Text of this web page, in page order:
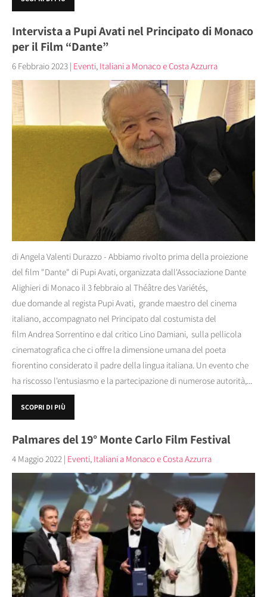
Intervista a Pupi Avati nel Principato di Monaco
per il Film “Dante”
6 Febbraio 2023 | Eventi, Italiani a Monaco e Costa Azzurra
di Angela Valenti Durazzo - Abbiamo rivolto prima della proiezione
del film "Dante" di Pupi Avati, organizzata dall'Associazione Dante
Alighieri di Monaco il 3 febbraio al Théâtre des Variétés,
due domande al regista Pupi Avati, grande maestro del cinema
italiano, accompagnato nel Principato dal costumista del
film Andrea Sorrentino e dal critico Lino Damiani, sulla pellicola
cinematografica che ci offre la dimensione umana del poeta
fiorentino considerato il padre della lingua italiana. Un evento che
ha riscosso l'entusiasmo e la partecipazione di numerose autorità,...
SCOPRI DI PIÙ
Palmares del 19° Monte Carlo Film Festival
4 Maggio 2022 | Eventi, Italiani a Monaco e Costa Azzurra